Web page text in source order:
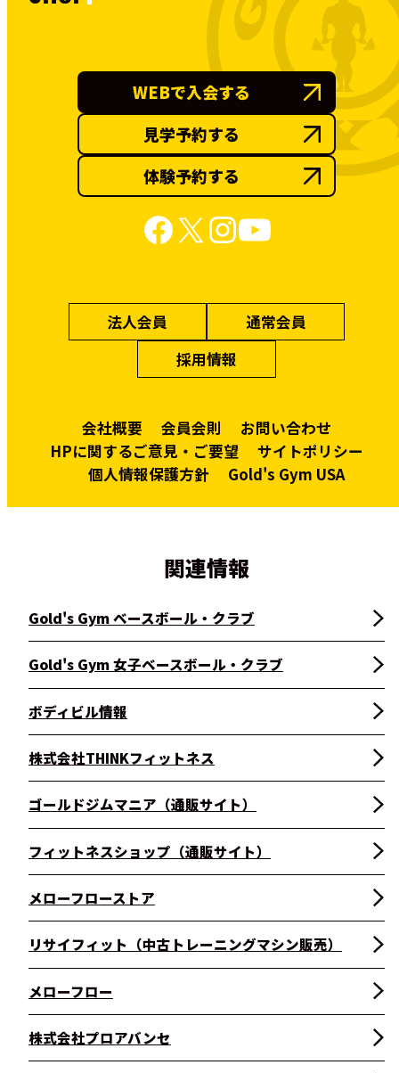
WEBで入会する
見学予約する
体験予約する
法人会員
通常会員
採用情報
会社概要 会員会則
お問い合わせ
HPに関するご意見・ご要望
サイトポリシー
個人情報保護方針
Gold's Gym USA
関連情報
Gold's Gym ベースボール・クラブ
Gold's Gym 女子ベースボール・クラブ
ボディビル情報
株式会社THINKフィットネス
ゴールドジムマニア（通販サイト）
フィットネスショップ（通販サイト）
メローフローストア
リサイフィット（中古トレーニングマシン販売）
メローフロー
株式会社プロアバンセ